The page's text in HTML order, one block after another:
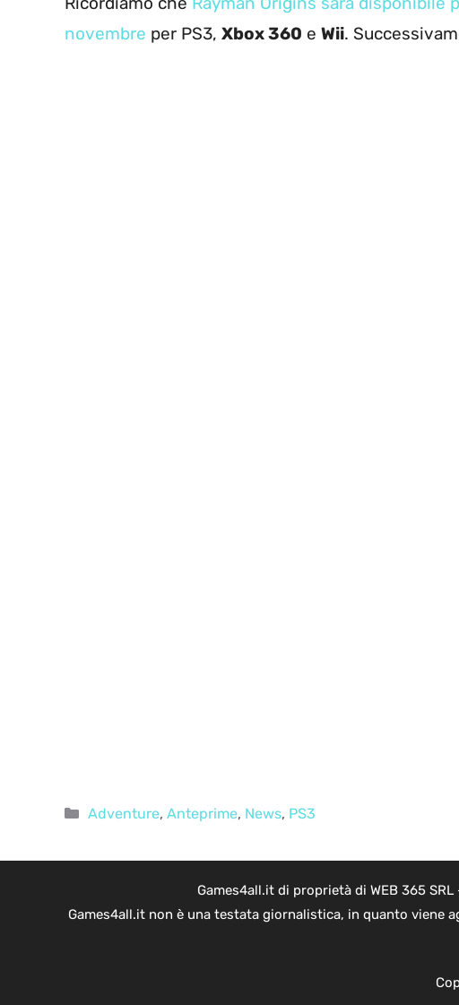
novembre per PS3, Xbox 360 e Wii.
Categorie
Adventure, Anteprime, News, PS3
Games4all.it di proprietà di WEB 365
Games4all.it non è una testata giornalistica, in quanto viene